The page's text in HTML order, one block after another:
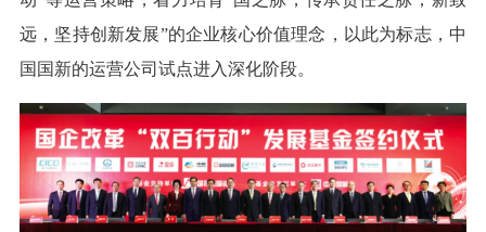
远，坚持创新发展”的企业核心价值理念，以此为标志，中
国国新的运营公司试点进入深化阶段。